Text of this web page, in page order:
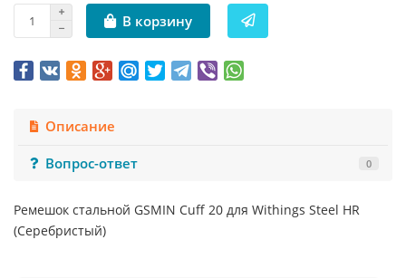
В корзину
Описание
Вопрос-ответ
0
Ремешок стальной GSMIN Cuff 20 для Withings Steel HR
(Серебристый)